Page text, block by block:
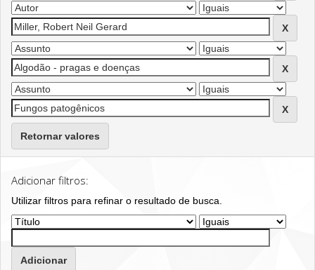
Retornar valores
Adicionar filtros:
Utilizar filtros para refinar o resultado de busca.